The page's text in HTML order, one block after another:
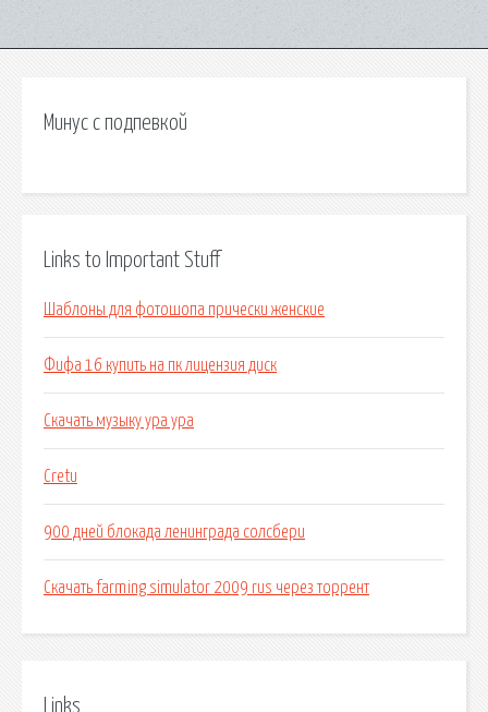
Минус с подпевкой
Links to Important Stuff
Шаблоны для фотошопа прически женские
Фифа 16 купить на пк лицензия диск
Скачать музыку ура ура
Cretu
900 дней блокада ленинграда солсбери
Скачать farming simulator 2009 rus через торрент
Links